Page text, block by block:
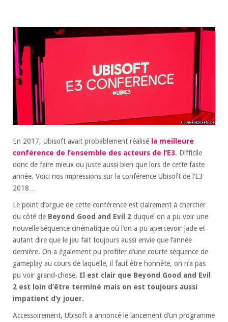
En 2017, Ubisoft avait probablement réalisé la meilleure
conférence de l’ensemble des acteurs de l’E3. Difficile
donc de faire mieux ou juste aussi bien que lors de cette faste
année. Voici nos impressions sur la conférence Ubisoft de l’E3
2018…
Le point d’orgue de cette conférence est clairement à chercher
du côté de Beyond Good and Evil 2 duquel on a pu voir une
nouvelle séquence cinématique où l’on a pu apercevoir Jade et
autant dire que le jeu fait toujours aussi envie que l’année
dernière. On a également pu profiter d’une courte séquence de
gameplay au cours de laquelle, il faut être honnête, on n’a pas
pu voir grand-chose. Il est clair que Beyond Good and Evil
2 est loin d’être terminé mais on est toujours aussi
impatient d’y jouer.
Accessoirement, Ubisoft a annoncé le lancement d’un programme